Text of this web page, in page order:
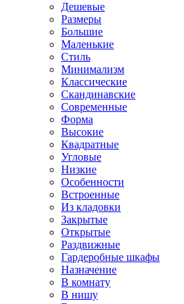
Дешевые
Размеры
Большие
Маленькие
Стиль
Минимализм
Классические
Скандинавские
Современные
Форма
Высокие
Квадратные
Угловые
Низкие
Особенности
Встроенные
Из кладовки
Закрытые
Открытые
Раздвижные
Гардеробные шкафы
Назначение
В комнату
В нишу